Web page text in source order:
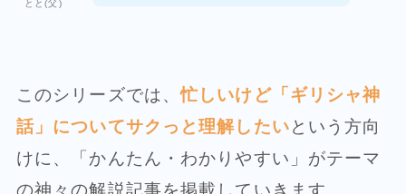
とと(父)
このシリーズでは、忙しいけど「ギリシャ神
話」についてサクっと理解したいという方向
けに、「かんたん・わかりやすい」がテーマ
の神々の解説記事を掲載していきます。